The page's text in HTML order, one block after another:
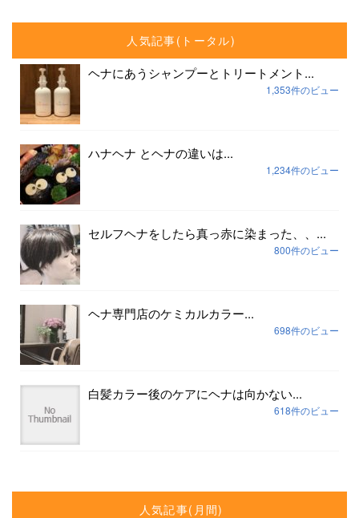
人気記事(トータル)
ヘナにあうシャンプーとトリートメント...
1,353件のビュー
ハナヘナ とヘナの違いは...
1,234件のビュー
セルフヘナをしたら真っ赤に染まった、、...
800件のビュー
ヘナ専門店のケミカルカラー...
698件のビュー
白髪カラー後のケアにヘナは向かない...
618件のビュー
人気記事(月間)